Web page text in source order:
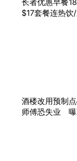
长者优惠早餐
$17套餐连热
酒楼改用预制
师傅恐失业 曝